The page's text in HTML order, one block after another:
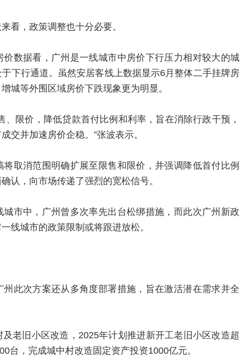
看，政策调整也十分必要。
数据看，广州是一线城市中房价下行压力相对较大的城
下行通道。虽然安居客线上数据显示6月整体二手挂牌房
城等外围区域房价下跌现象更为明显。
、限价，降低贷款首付比例和利率，旨在消除行政干预，
交并加速房价企稳。”张波表示。
取消范围明确扩展至限售和限价，并强调降低首付比例
认，向市场传递了强烈的宽松信号。
市中，广州曾多次率先出台松绑措施，而此次广州新政
线城市的政策限制或将跟进放松。
州此次方案还从多角度部署措施，旨在激活潜在需求并全
老旧小区改造，2025年计划推进新开工老旧小区改造超
台，完成城中村改造固定资产投资1000亿元。